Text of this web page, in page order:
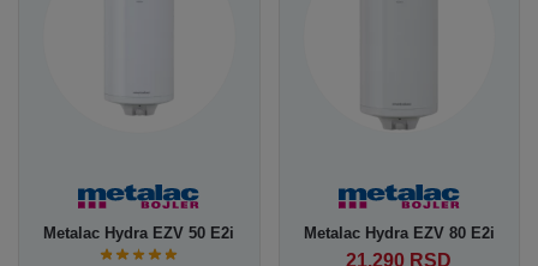
Metalac Hydra EZV 50 E2i Metalac Hydra EZV 80 E2i
21.290 RSD